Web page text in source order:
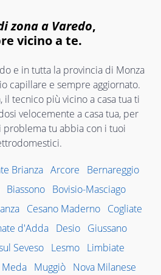
zona a Varedo,
vicino a te.
e in tutta la provincia di Monza
capillare e sempre aggiornato.
il tecnico più vicino a casa tua ti
velocemente a casa tua, per
problema tu abbia con i tuoi
Brianza Arcore
Bernareggio
Biassono Bovisio-Masciago
Cesano Maderno Cogliate
d'Adda Desio
Giussano
Seveso Lesmo Limbiate
Meda Muggiò
Nova Milanese